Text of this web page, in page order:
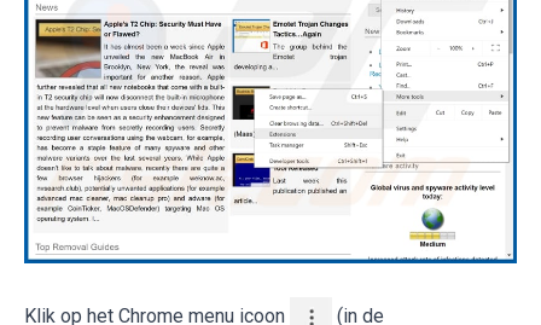
Klik op het Chrome menu icoon (in de